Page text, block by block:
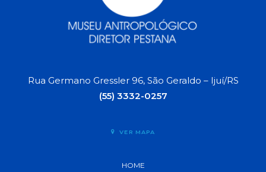
Rua Germano Gressler 96, São Geraldo – Ijuí/RS
(55) 3332-0257
VER MAPA
HOME